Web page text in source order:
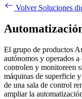
Volver Soluciones
El grupo de productos
autónomos y operados
controlen y monitoreen
máquinas de superficie
de una sala de control
ampliar la